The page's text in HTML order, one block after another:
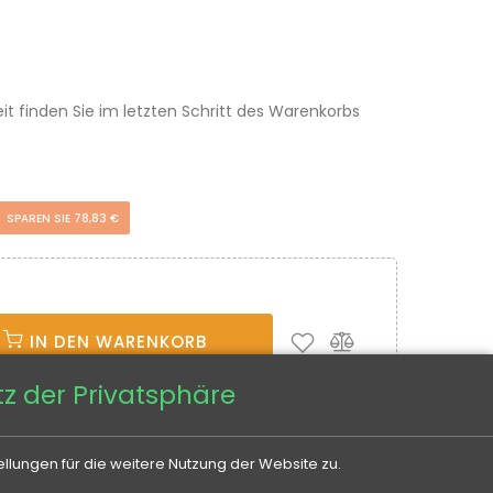
finden Sie im letzten Schritt des Warenkorbs
SPAREN SIE 78,83 €
IN DEN WARENKORB
der Privatsphäre
für die weitere Nutzung der Website zu.